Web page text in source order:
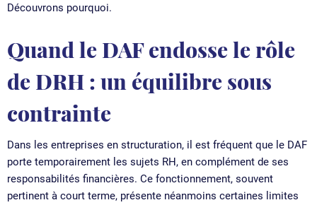
Découvrons pourquoi.
Quand le DAF endosse le rôle
de DRH : un équilibre sous
contrainte
Dans les entreprises en structuration, il est fréquent que le DAF
porte temporairement les sujets RH, en complément de ses
responsabilités financières. Ce fonctionnement, souvent
pertinent à court terme, présente néanmoins certaines limites